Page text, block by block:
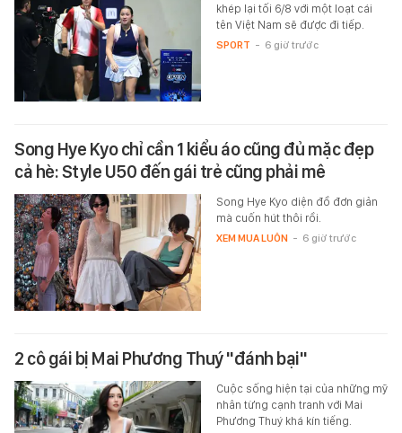
khép lại tối 6/8 với một loạt cái
tên Việt Nam sẽ được đi tiếp.
SPORT - 6 giờ trước
Song Hye Kyo chỉ cần 1 kiểu áo cũng đủ mặc đẹp
cả hè: Style U50 đến gái trẻ cũng phải mê
Song Hye Kyo diện đồ đơn giản
mà cuốn hút thôi rồi.
XEM MUA LUÔN - 6 giờ trước
2 cô gái bị Mai Phương Thuý "đánh bại"
Cuộc sống hiện tại của những mỹ
nhân từng cạnh tranh với Mai
Phương Thuý khá kín tiếng.